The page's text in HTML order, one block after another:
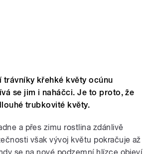
trávníky křehké květy ocúnu
se jim i naháčci. Je to proto, že
trubkovité květy.
a přes zimu rostlina zdánlivě
však vývoj květu pokračuje až